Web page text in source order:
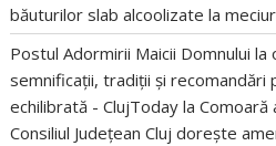
băuturilor slab alcoolizate la
Postul Adormirii Maicii Domnului
semnificații, tradiții și recomandări
echilibrată - ClujToday laComoară
Consiliul Județean Cluj dorește